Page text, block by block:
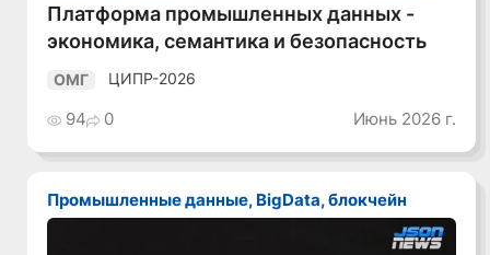
Платформа промышленных данных -
экономика, семантика и безопасность
ОМГ ЦИПР-2026
94 0 Июнь 2026 г.
Промышленные данные, BigData, блокчейн